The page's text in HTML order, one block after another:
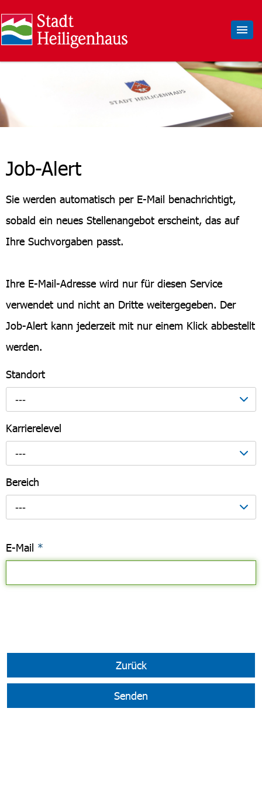
Job-Alert
Sie werden automatisch per E-Mail benachrichtigt,
sobald ein neues Stellenangebot erscheint, das auf
Ihre Suchvorgaben passt.
Ihre E-Mail-Adresse wird nur für diesen Service
verwendet und nicht an Dritte weitergegeben. Der
Job-Alert kann jederzeit mit nur einem Klick abbestellt
werden.
Standort
---
Karrierelevel
---
Bereich
---
E-Mail *
Zurück
Senden